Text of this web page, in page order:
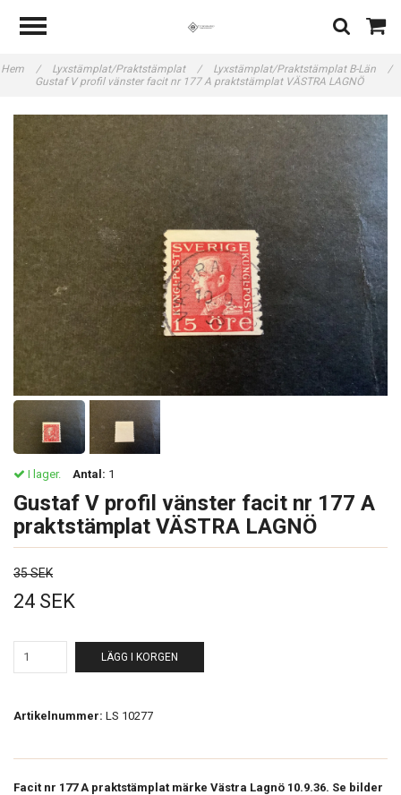
Hem / Lyxstämplat/Praktstämplat / Lyxstämplat/Praktstämplat B-Län
/
Gustaf V profil vänster facit nr 177 A praktstämplat VÄSTRA LAGNÖ
I lager. Antal: 1
Gustaf V profil vänster facit nr 177 A
praktstämplat VÄSTRA LAGNÖ
35 SEK
24 SEK
LÄGG I KORGEN
Artikelnummer: LS 10277
Facit nr 177 A praktstämplat märke Västra Lagnö 10.9.36. Se bilder